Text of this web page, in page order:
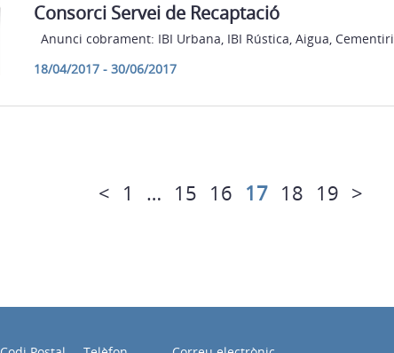
Consorci Servei de Recaptació
Anunci cobrament: IBI Urbana, IBI Rústica, Aigua, Cementiri
18/04/2017 - 30/06/2017
< 1 … 15 16 17 18 19 >